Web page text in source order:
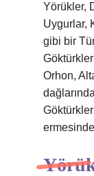
Yörükler,
Uygurlar,
gibi bir
Orhon,